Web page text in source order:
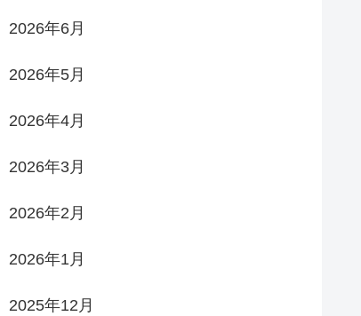
2026年6月
2026年5月
2026年4月
2026年3月
2026年2月
2026年1月
2025年12月